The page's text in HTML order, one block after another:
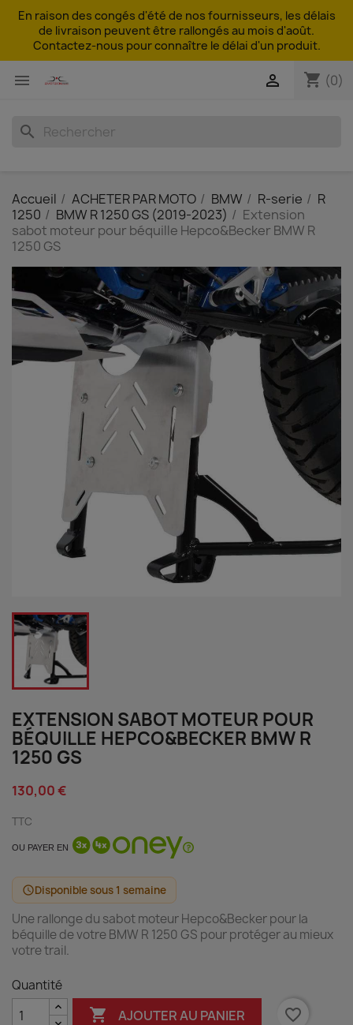
En raison des congés d'été de nos fournisseurs, les délais
de livraison peuvent être rallongés au mois d'août.
Contactez-nous pour connaître le délai d'un produit.
 shopping_cart (0)

search
Accueil ACHETER PAR MOTO BMW R-serie
R
1250
BMW R 1250 GS (2019-2023)
Extension
sabot moteur pour béquille Hepco&Becker BMW R
1250 GS
EXTENSION SABOT MOTEUR POUR
BÉQUILLE HEPCO&BECKER BMW R
1250 GS
130,00 €
TTC
OU PAYER EN
scheduleDisponible sous 1 semaine
Une rallonge du sabot moteur Hepco&Becker pour la
béquille de votre BMW R 1250 GS pour protéger au mieux
votre trail.
Quantité
 AJOUTER AU PANIER
favorite_border